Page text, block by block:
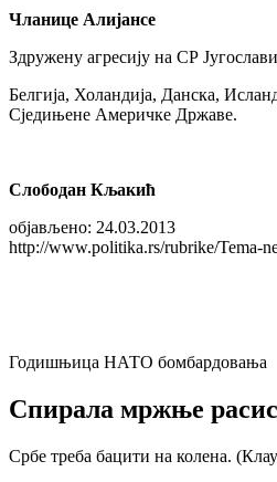
Чланице Алијансе
Здружену агресију на СР
Белгија, Холандија, Данска,
Сједињене Америчке Државе.
Слободан Кљакић
објављено: 24.03.2013
http://www.politika.rs/rubrike/Tema-
Годишњица НАТО бомбардовања
Спирала мржње
Србе треба бацити на колена.